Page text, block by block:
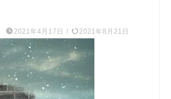
2021年4月17日 / 2021年8月21日